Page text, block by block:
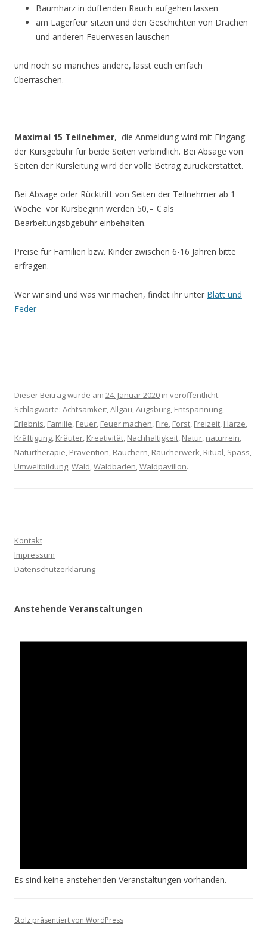
Baumharz in duftenden Rauch aufgehen lassen
am Lagerfeur sitzen und den Geschichten von Drachen
und anderen Feuerwesen lauschen
und noch so manches andere, lasst euch einfach
überraschen.
Maximal 15 Teilnehmer, die Anmeldung wird mit Eingang
der Kursgebühr für beide Seiten verbindlich. Bei Absage von
Seiten der Kursleitung wird der volle Betrag zurückerstattet.
Bei Absage oder Rücktritt von Seiten der Teilnehmer ab 1
Woche vor Kursbeginn werden 50,– € als
Bearbeitungsbgebühr einbehalten.
Preise für Familien bzw. Kinder zwischen 6-16 Jahren bitte
erfragen.
Wer wir sind und was wir machen, findet ihr unter Blatt und
Feder
Dieser Beitrag wurde am 24. Januar 2020 in veröffentlicht.
Schlagworte: Achtsamkeit,Allgäu,Augsburg, Entspannung,
Erlebnis, Familie, Feuer, Feuer machen, Fire, Forst, Freizeit, Harze,
Kräftigung, Kräuter, Kreativität, Nachhaltigkeit, Natur, naturrein,
Naturtherapie, Prävention, Räuchern, Räucherwerk, Ritual, Spass,
Umweltbildung,Wald,Waldbaden,Waldpavillon.
Kontakt
Impressum
Datenschutzerklärung
Anstehende Veranstaltungen
Es sind keine anstehenden Veranstaltungen vorhanden.
Stolz präsentiert von WordPress